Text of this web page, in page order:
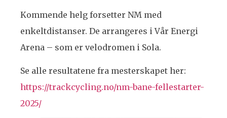
Kommende helg forsetter NM med
enkeltdistanser. De arrangeres i Vår Energi
Arena – som er velodromen i Sola.
Se alle resultatene fra mesterskapet her:
https://trackcycling.no/nm-bane-fellestarter-
2025/